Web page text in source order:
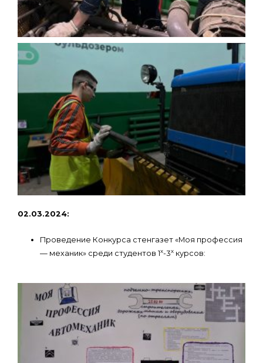
02.03.2024:
Проведение Конкурса стенгазет «Моя профессия
— механик» среди студентов 1х-3хкурсов: